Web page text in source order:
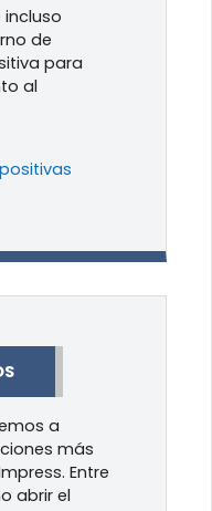
de
para
al
a
más
Entre
abrir el